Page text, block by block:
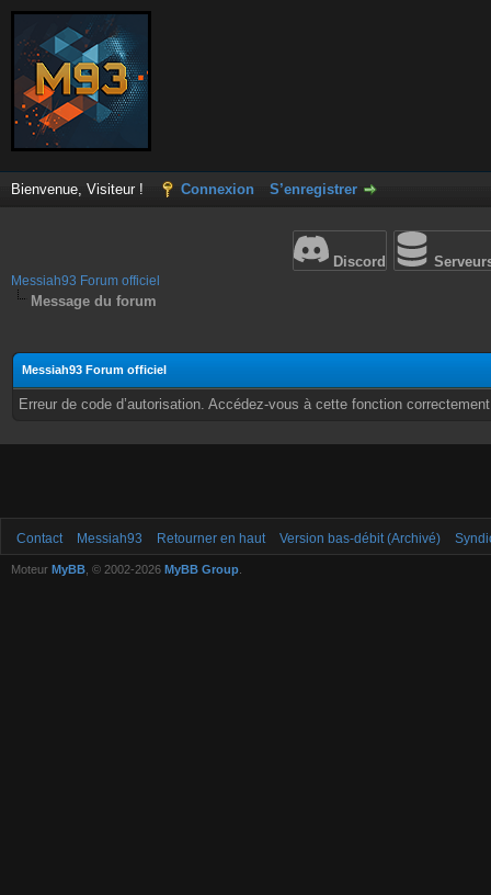
Bienvenue, Visiteur ! Connexion S’enregistrer
Discord
Messiah93 Forum officiel
Message du forum
Messiah93 Forum officiel
Erreur de code d’autorisation. Accédez-vous à cette fonction
Contact Messiah93 Retourner en haut Version bas-débit (Archivé)
Moteur MyBB , © 2002-2026 MyBB Group